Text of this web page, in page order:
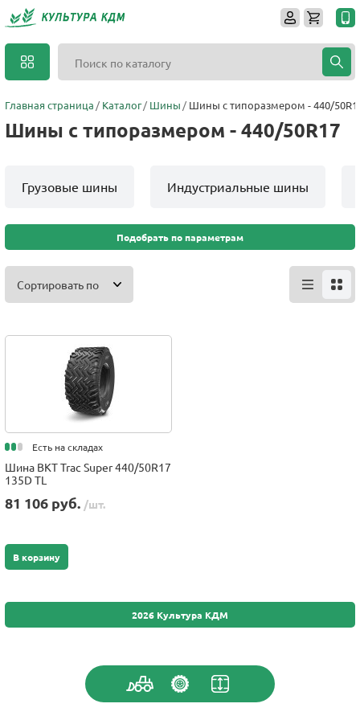
Главная страница Каталог Шины Шины с типоразмером - 440/
Шины с типоразмером - 440/50R17
Грузовые шины Индустриальные шины
Подобрать по параметрам
Сортировать по
Есть на складах
Шина BKT Trac Super 440/50R17
135D TL
81 106 руб. /шт.
В корзину
2026 Культура КДМ